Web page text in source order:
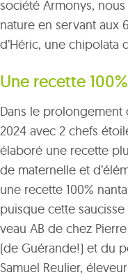
société Armonys,
nature en servant aux
d’Héric, une chipolata
Une recette
Dans le prolongement
2024 avec 2 chefs
élaboré une recette
de maternelle et
une recette 100%
puisque cette
veau AB de chez
(de Guérande!) et du
Samuel Reulier,